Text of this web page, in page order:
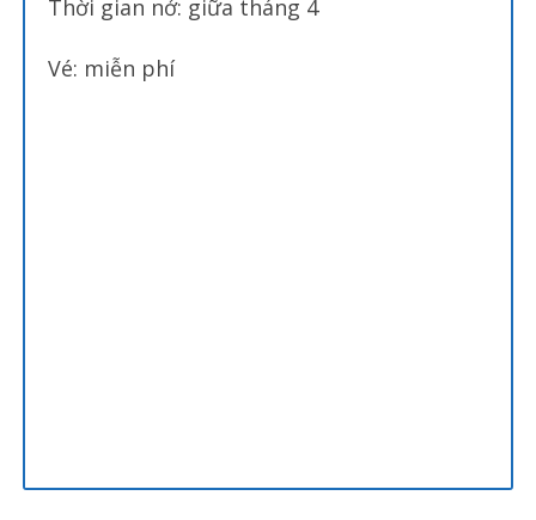
Thời gian nở: giữa tháng 4
Vé: miễn phí